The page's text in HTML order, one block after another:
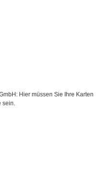
Hier müssen Sie Ihre Karten
sein.